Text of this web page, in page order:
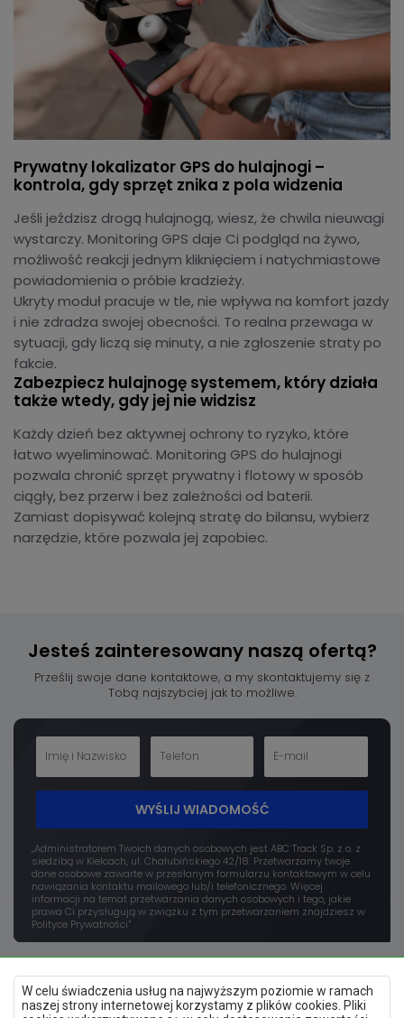
W celu świadczenia usług na najwyższym poziomie w ramach
naszej strony internetowej korzystamy z plików cookies. Pliki
Prywatny lokalizator GPS do hulajnogi –
kontrola, gdy sprzęt znika z pola widzenia
Jeśli jeździsz drogą hulajnogą, wiesz, że chwila nieuwagi
wystarczy. Monitoring GPS daje Ci podgląd na żywo,
możliwość reakcji jednym kliknięciem i natychmiastowe
powiadomienia o próbie kradzieży.
Ukryty moduł pracuje w tle, nie wpływa na komfort jazdy
i nie zdradza swojej obecności. To realna przewaga w
sytuacji, gdy liczą się minuty, a nie zgłoszenie straty po
fakcie.
Zabezpiecz hulajnogę systemem, który działa
także wtedy, gdy jej nie widzisz
Każdy dzień bez aktywnej ochrony to ryzyko, które
łatwo wyeliminować. Monitoring GPS do hulajnogi
pozwala chronić sprzęt prywatny i flotowy w sposób
ciągły, bez przerw i bez zależności od baterii.
Zamiast dopisywać kolejną stratę do bilansu, wybierz
narzędzie, które pozwala jej zapobiec.
Jesteś zainteresowany naszą ofertą?
Prześlij swoje dane kontaktowe, a my skontaktujemy się z
Tobą najszybciej jak to możliwe.
WYŚLIJ WIADOMOŚĆ
„Administratorem Twoich danych osobowych jest ABC Track Sp. z o. z
siedzibą w Kielcach, ul. Chałubińskiego 42/18. Przetwarzamy twoje
dane osobowe zawarte w przesłanym formularzu kontaktowym w celu
nawiązania kontaktu mailowego lub/i telefonicznego. Więcej
informacji na temat przetwarzania danych osobowych i tego, jakie
prawa Ci przysługują w związku z tym przetwarzaniem znajdziesz w
Polityce Prywatności”